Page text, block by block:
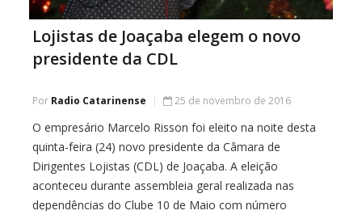
Lojistas de Joaçaba elegem o novo
presidente da CDL
Por Radio Catarinense 25 de novembro de 2016
O empresário Marcelo Risson foi eleito na noite desta
quinta-feira (24) novo presidente da Câmara de
Dirigentes Lojistas (CDL) de Joaçaba. A eleição
aconteceu durante assembleia geral realizada nas
dependências do Clube 10 de Maio com número